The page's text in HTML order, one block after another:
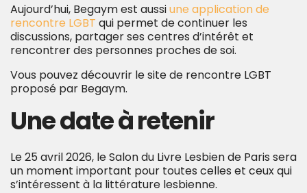
Aujourd’hui, Begaym est aussiune application de
rencontre LGBT qui permet de continuer les
discussions, partager ses centres d’intérêt et
rencontrer des personnes proches de soi.
Vous pouvez découvrir le site de rencontre LGBT
proposé par Begaym.
Une date à retenir
Le 25 avril 2026, le Salon du Livre Lesbien de Paris sera
un moment important pour toutes celles et ceux qui
s’intéressent à la littérature lesbienne.